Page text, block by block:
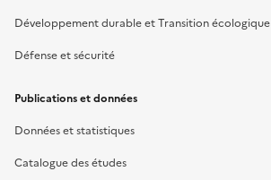
Développement durable et Transition écologique
Défense et sécurité
Publications et données
Données et statistiques
Catalogue des études